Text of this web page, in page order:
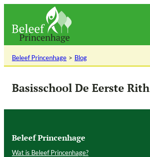
inhoud
Beleef Princenhage Blog
Basisschool De Eerste Rith
Beleef Princenhage
Wat is Beleef Princenhage?